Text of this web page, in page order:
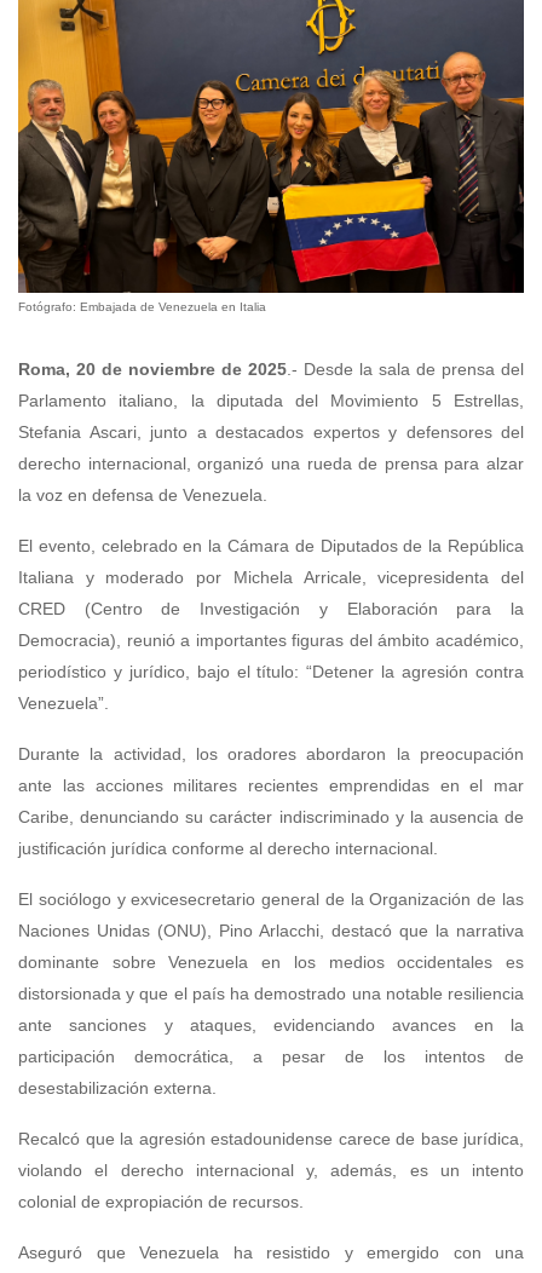
Fotógrafo: Embajada de Venezuela en Italia
Roma, 20 de noviembre de 2025 .- Desde la sala de prensa del
Parlamento italiano, la diputada del Movimiento 5 Estrellas,
Stefania Ascari, junto a destacados expertos y defensores del
derecho internacional, organizó una rueda de prensa para alzar
la voz en defensa de Venezuela.
El evento, celebrado en la Cámara de Diputados de la República
Italiana y moderado por Michela Arricale, vicepresidenta del
CRED (Centro de Investigación y Elaboración para la
Democracia), reunió a importantes figuras del ámbito académico,
periodístico y jurídico, bajo el título: “Detener la agresión contra
Venezuela”.
Durante la actividad, los oradores abordaron la preocupación
ante las acciones militares recientes emprendidas en el mar
Caribe, denunciando su carácter indiscriminado y la ausencia de
justificación jurídica conforme al derecho internacional.
El sociólogo y exvicesecretario general de la Organización de las
Naciones Unidas (ONU), Pino Arlacchi, destacó que la narrativa
dominante sobre Venezuela en los medios occidentales es
distorsionada y que el país ha demostrado una notable resiliencia
ante sanciones y ataques, evidenciando avances en la
participación democrática, a pesar de los intentos de
desestabilización externa.
Recalcó que la agresión estadounidense carece de base jurídica,
violando el derecho internacional y, además, es un intento
colonial de expropiación de recursos.
Aseguró que Venezuela ha resistido y emergido con una